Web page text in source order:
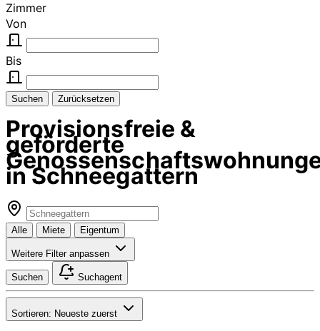
Zimmer
Von
Bis
Suchen Zurücksetzen
Provisionsfreie &
geförderte
in Schneegattern
Alle Miete Eigentum
Weitere Filter anpassen
Suchen Suchagent
Sortieren: Neueste zuerst